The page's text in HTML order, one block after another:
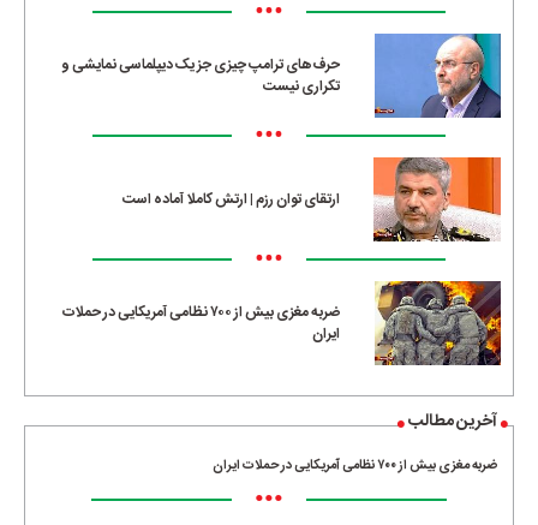
•••
حرف‌های ترامپ چیزی جز یک دیپلماسی نمایشی و
تکراری نیست
•••
ارتقای توان رزم | ارتش کاملا آماده است
•••
ضربه مغزی بیش از ۷۰۰ نظامی آمریکایی در حملات
ایران
آخرین مطالب
ضربه مغزی بیش از ۷۰۰ نظامی آمریکایی در حملات ایران
•••